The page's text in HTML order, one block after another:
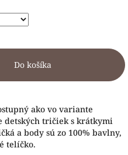
Do košíka
ako vo variante
detských tričiek s krátkymi
a body sú zo 100% bavlny,
telíčko.